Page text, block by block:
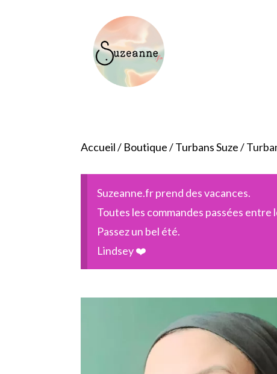
Accueil/ Boutique/Turbans Suze/
Suzeanne.fr prend des vacances.
Toutes les commandes passées
Passez un bel été.
Lindsey ❤️